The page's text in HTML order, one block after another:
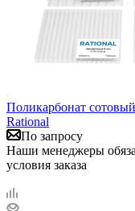
Поликарбонат
Rational
По запросу
Наши менеджеры
условия заказа